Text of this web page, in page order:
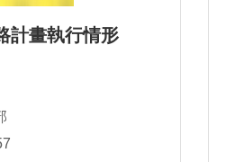
計畫執行情形